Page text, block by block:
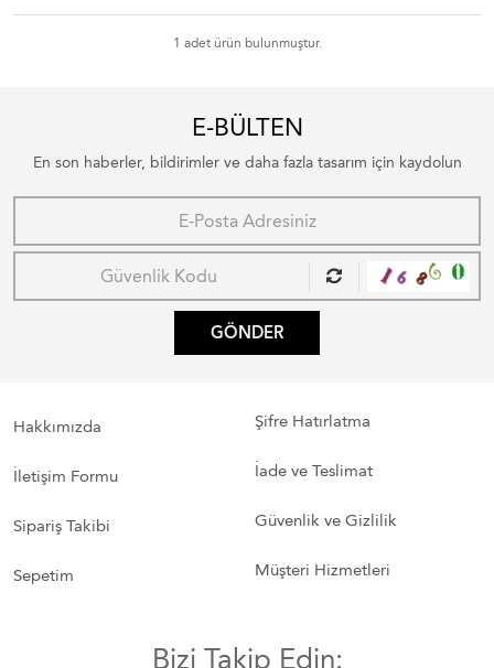
1 adet ürün bulunmuştur.
E-BÜLTEN
En son haberler, bildirimler ve daha fazla tasarım için kaydolun
GÖNDER
Hakkımızda
İletişim Formu
Sipariş Takibi
Sepetim
Şifre Hatırlatma
İade ve Teslimat
Güvenlik ve Gizlilik
Müşteri Hizmetleri
Bizi Takip Edin: